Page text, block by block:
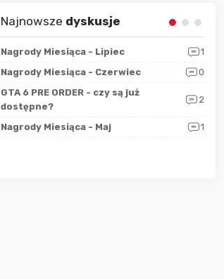
Najnowsze dyskusje
Nagrody Miesiąca - Lipiec
1
Nagrody Miesiąca - Czerwiec
0
GTA 6 PRE ORDER - czy są już
dostępne?
2
Nagrody Miesiąca - Maj 1